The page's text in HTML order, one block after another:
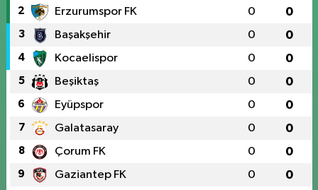
2 Erzurumspor FK 0 0
3 Başakşehir 0 0
4 Kocaelispor 0 0
5 Beşiktaş 0 0
6 Eyüpspor 0 0
7 Galatasaray 0 0
8 Çorum FK 0 0
9 Gaziantep FK 0 0